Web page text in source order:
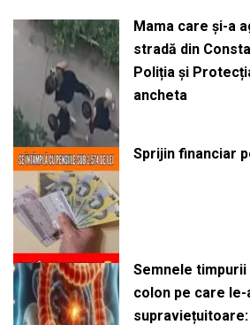
Mama care și-a
stradă din
Poliția și
ancheta
Sprijin financiar
Semnele
colon pe care
supraviețuitoare: